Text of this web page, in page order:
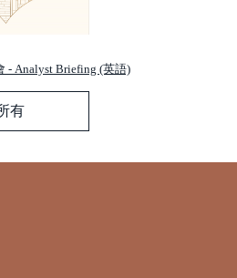
- Analyst Briefing (英語)
有